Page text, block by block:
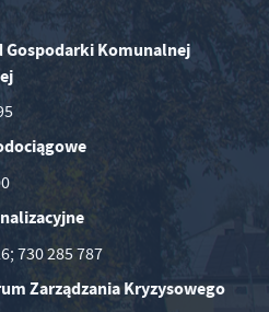
Gospodarki Komunalnej
730 285 787
Zarządzania Kryzysowego